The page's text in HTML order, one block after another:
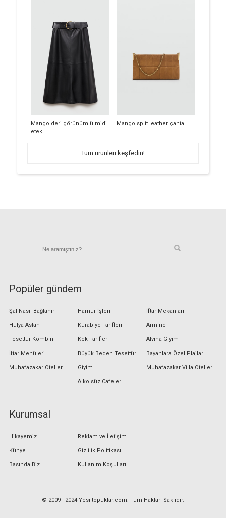
Mango deri görünümlü midi
etek
Mango split leather çanta
Tüm ürünleri keşfedin!
Popüler gündem
Şal Nasıl Bağlanır
Hülya Aslan
Tesettür Kombin
İftar Menüleri
Muhafazakar Oteller
Hamur İşleri
Kurabiye Tarifleri
Kek Tarifleri
Büyük Beden Tesettür
Giyim
Alkolsüz Cafeler
İftar Mekanları
Armine
Alvina Giyim
Bayanlara Özel Plajlar
Muhafazakar Villa Oteller
Kurumsal
Hikayemiz
Künye
Basında Biz
Reklam ve İletişim
Gizlilik Politikası
Kullanım Koşulları
© 2009 - 2024 Yesiltopuklar.com. Tüm Hakları Saklıdır.